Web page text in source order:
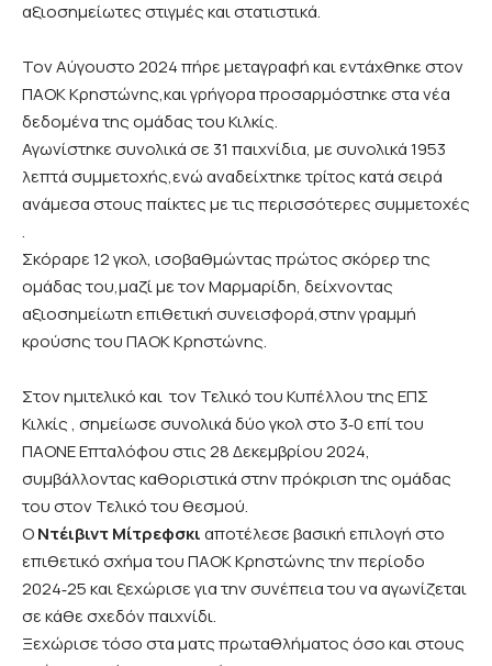
αξιοσημείωτες στιγμές και στατιστικά.
Τον Αύγουστο 2024 πήρε μεταγραφή και εντάχθηκε στον
ΠΑΟΚ Κρηστώνης,και γρήγορα προσαρμόστηκε στα νέα
δεδομένα της ομάδας του Κιλκίς.
Αγωνίστηκε συνολικά σε 31 παιχνίδια, με συνολικά 1953
λεπτά συμμετοχής,ενώ αναδείχτηκε τρίτος κατά σειρά
ανάμεσα στους παίκτες με τις περισσότερες συμμετοχές
.
Σκόραρε 12 γκολ, ισοβαθμώντας πρώτος σκόρερ της
ομάδας του,μαζί με τον Μαρμαρίδη, δείχνοντας
αξιοσημείωτη επιθετική συνεισφορά,στην γραμμή
κρούσης του ΠΑΟΚ Κρηστώνης.
Στον ημιτελικό και τον Τελικό του Κυπέλλου της ΕΠΣ
Κιλκίς , σημείωσε συνολικά δύο γκολ στο 3‑0 επί του
ΠΑΟΝΕ Επταλόφου στις 28 Δεκεμβρίου 2024,
συμβάλλοντας καθοριστικά στην πρόκριση της ομάδας
του στον Τελικό του θεσμού.
ΟΝτέιβιντ Μίτρεφσκιαποτέλεσε βασική επιλογή στο
επιθετικό σχήμα του ΠΑΟΚ Κρηστώνης την περίοδο
2024‑25 και ξεχώρισε για την συνέπεια του να αγωνίζεται
σε κάθε σχεδόν παιχνίδι.
Ξεχώρισε τόσο στα ματς πρωταθλήματος όσο και στους